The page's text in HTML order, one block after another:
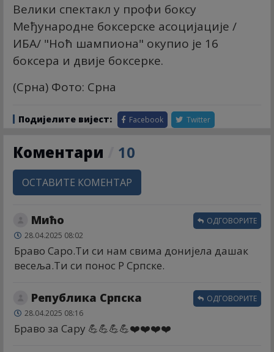
Велики спектакл у профи боксу
Међународне боксерске асоцијације /
ИБА/ "Ноћ шампиона" окупио је 16
боксера и двије боксерке.
(Срна) Фото: Срна
Подијелите вијест: Facebook Twitter
Коментари 10
ОСТАВИТЕ КОМЕНТАР
Мићо
28.04.2025 08:02
Браво Саро.Ти си нам свима донијела дашак
весеља.Ти си понос Р Српске.
ОДГОВОРИТЕ
Република Српска
28.04.2025 08:16
Браво за Сару 💪💪💪💪❤️❤️❤️❤️
ОДГОВОРИТЕ